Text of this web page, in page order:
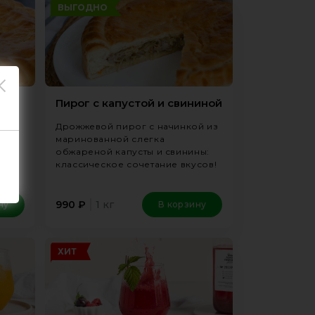
ВЫГОДНО
Пирог с капустой и свининой
Дрожжевой пирог с начинкой из
маринованной слегка
обжареной капусты и свинины:
классическое сочетание вкусов!
990 ₽ 1 кг В корзину
ХИТ